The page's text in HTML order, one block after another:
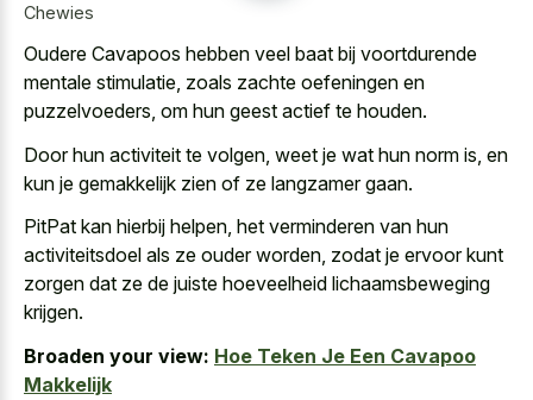
Chewies
Oudere Cavapoos hebben veel baat bij voortdurende
mentale stimulatie, zoals zachte oefeningen en
puzzelvoeders, om hun geest actief te houden.
Door hun activiteit te volgen, weet je wat hun norm is, en
kun je gemakkelijk zien of ze langzamer gaan.
PitPat kan hierbij helpen, het verminderen van hun
activiteitsdoel als ze ouder worden, zodat je ervoor kunt
zorgen dat ze de juiste hoeveelheid lichaamsbeweging
krijgen.
Broaden your view: Hoe Teken Je Een Cavapoo
Makkelijk